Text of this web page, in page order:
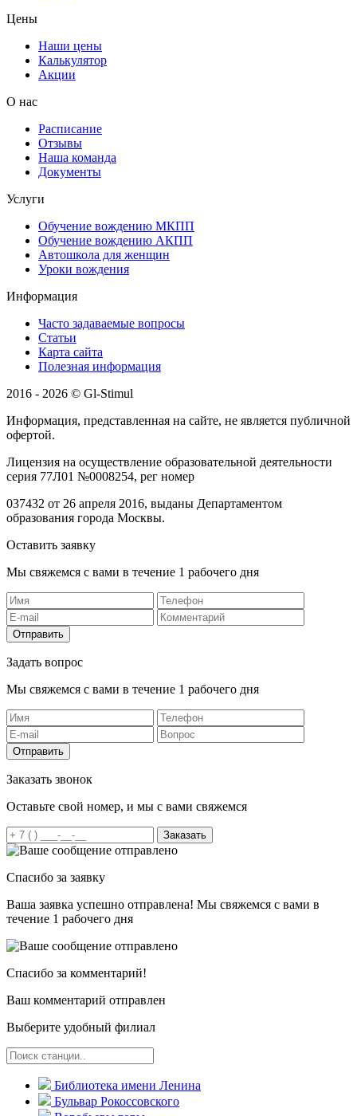
Цены
Наши цены
Калькулятор
Акции
О нас
Расписание
Отзывы
Наша команда
Документы
Услуги
Обучение вождению МКПП
Обучение вождению АКПП
Автошкола для женщин
Уроки вождения
Информация
Часто задаваемые вопросы
Статьи
Карта сайта
Полезная информация
2016 - 2026 © Gl-Stimul
Информация, представленная на сайте, не является публичной
офертой.
Лицензия на осуществление образовательной деятельности
серия 77Л01 №0008254, рег номер
037432 от 26 апреля 2016, выданы Департаментом
образования города Москвы.
Оставить заявку
Мы свяжемся с вами в течение 1 рабочего дня
Отправить
Задать вопрос
Мы свяжемся с вами в течение 1 рабочего дня
Отправить
Заказать звонок
Оставьте свой номер, и мы с вами свяжемся
Заказать
Спасибо за заявку
Ваша заявка успешно отправлена! Мы свяжемся с вами в
течение 1 рабочего дня
Спасибо за комментарий!
Ваш комментарий отправлен
Выберите удобный филиал
Библиотека имени Ленина
Бульвар Рокоссовского